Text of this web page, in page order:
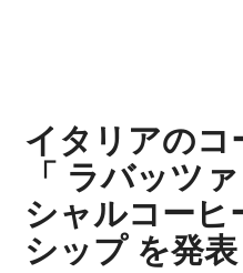
イタリアのコ
「 ラバッツ
シャルコーヒ
シップ を発表